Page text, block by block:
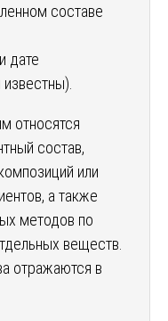
составе
дате
относятся
состав,
или
а также
методов по
веществ.
отражаются в